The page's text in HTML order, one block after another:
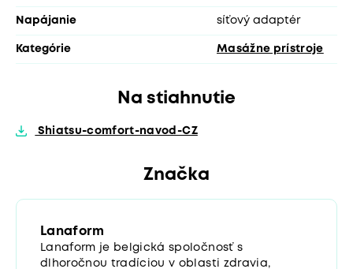
Napájanie síťový adaptér
Kategórie Masážne prístroje
Na stiahnutie
Shiatsu-comfort-navod-CZ
Značka
Lanaform
Lanaform je belgická spoločnosť s
dlhoročnou tradíciou v oblasti zdravia,